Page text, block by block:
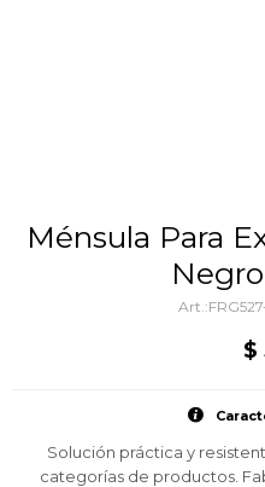
Ménsula Para
$
Solución práctica y
categorías de productos.